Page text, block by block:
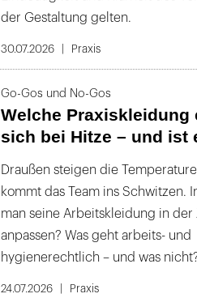
der Gestaltung gelten.
30.07.2026 Praxis
Go-Gos und No-Gos
Welche Praxiskleidung
sich bei Hitze – und ist
Draußen steigen die
kommt das Team ins Schwitzen.
man seine Arbeitskleidung in der
anpassen? Was geht arbeits- und
hygienerechtlich – und was
24.07.2026 Praxis